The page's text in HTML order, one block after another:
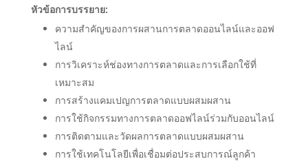
หัวข้อการบรรยาย:
ความสำคัญของการผสานการตลาดออนไลน์และออฟ
ไลน์
การวิเคราะห์ช่องทางการตลาดและการเลือกใช้ที่
เหมาะสม
การสร้างแคมเปญการตลาดแบบผสมผสาน
การใช้กิจกรรมทางการตลาดออฟไลน์ร่วมกับออนไลน์
การติดตามและวัดผลการตลาดแบบผสมผสาน
การใช้เทคโนโลยีเพื่อเชื่อมต่อประสบการณ์ลูกค้า